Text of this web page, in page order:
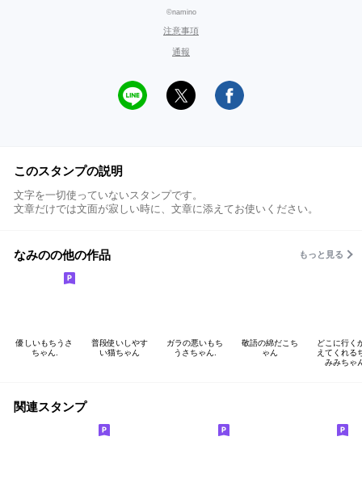
©namino
注意事項
通報
このスタンプの説明
文字を一切使っていないスタンプです。
文章だけでは文面が寂しい時に、文章に添えてお使いください。
なみのの他の作品 もっと見る
優しいもちうさ
ちゃん.
普段使いしやす
い猫ちゃん
ガラの悪いもち
うさちゃん.
敬語の綿だこち
ゃん
どこに行く
えてくれる
みみちゃ
関連スタンプ